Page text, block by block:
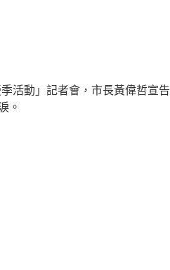
活動」記者會，市長黃偉哲宣
。